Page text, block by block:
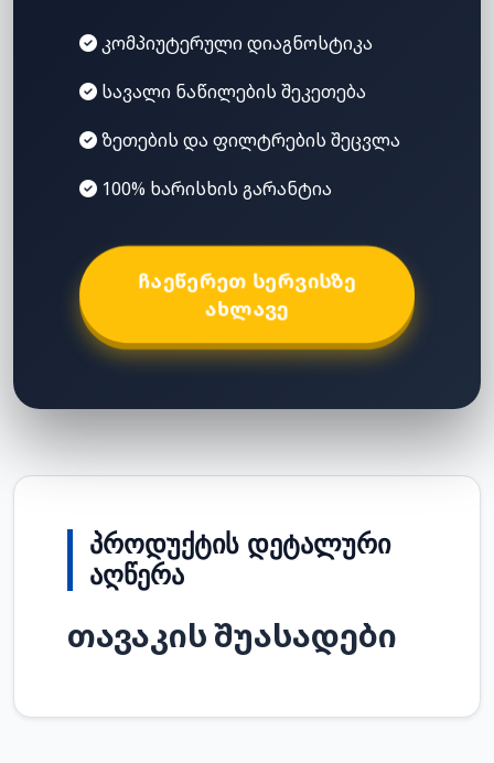
კომპიუტერული დიაგნოსტიკა
სავალი ნაწილების შეკეთება
ზეთების და ფილტრების შეცვლა
100% ხარისხის გარანტია
ᲩᲐᲔᲬᲔᲠᲔᲗ ᲡᲔᲠᲕᲘᲡᲖᲔ
ᲐᲮᲚᲐᲕᲔ
ᲞᲠᲝᲓᲣᲥᲢᲘᲡ ᲓᲔᲢᲐᲚᲣᲠᲘ
ᲐᲦᲬᲔᲠᲐ
თავაკის შუასადები